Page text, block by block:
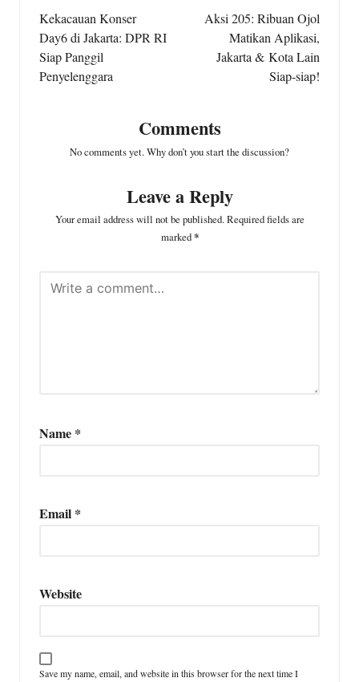
navigation
Kekacauan Konser
Day6 di Jakarta: DPR RI
Siap Panggil
Penyelenggara
Aksi 205: Ribuan Ojol
Matikan Aplikasi,
Jakarta & Kota Lain
Siap-siap!
Comments
No comments yet. Why don’t you start the discussion?
Leave a Reply
Your email address will not be published.Required fields are
marked*
Name *
Email *
Website
Save my name, email, and website in this browser for the next time I